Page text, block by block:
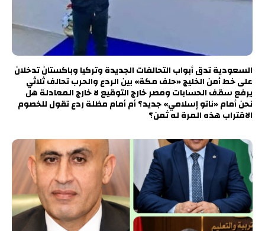
السعودية تدق أبواب التحالفات الجديدة وتركيا وباكستان تدخلان
على خط أمن الخليج «حلف مكة» بين الردع والحرب تحالف ثلاثي
يرفع سقف الحسابات ومصر خارج التوقيع لا خارج المعادلة هل
نحن أمام «ناتو إسلامي» جديد؟ أم أمام مظلة ردع تقول للخصوم
الاقتراب هذه المرة له ثمن؟